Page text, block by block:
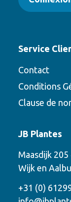
options
Service
Contact
Conditions
Clause de
JB Plantes
Maasdijk
Wijk en
+31 (0)